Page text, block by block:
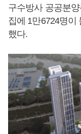
구수방사 공공분
집에 1만6724명이
했다.